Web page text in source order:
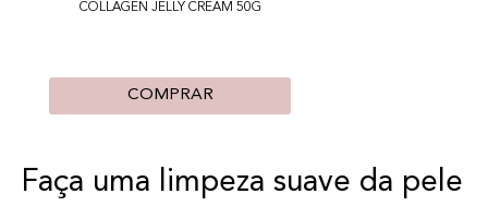
COLLAGEN JELLY CREAM 50G
COMPRAR
Faça uma limpeza suave da pele